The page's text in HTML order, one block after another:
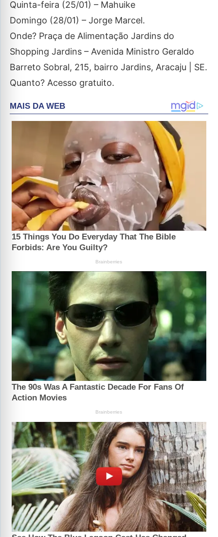
Quinta-feira (25/01) – Mahuike
Domingo (28/01) – Jorge Marcel.
Onde? Praça de Alimentação Jardins do
Shopping Jardins – Avenida Ministro Geraldo
Barreto Sobral, 215, bairro Jardins, Aracaju | SE.
Quanto? Acesso gratuito.